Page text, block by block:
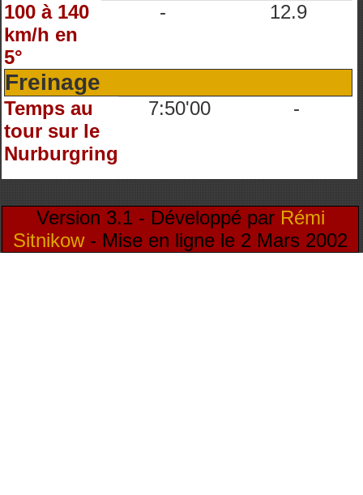
100 à 140
km/h en
5°
- 12.9
Freinage
Temps au
tour sur le
Nurburgring
7:50'00 -
Version 3.1 - Développé par Rémi
Sitnikow- Mise en ligne le 2 Mars 2002